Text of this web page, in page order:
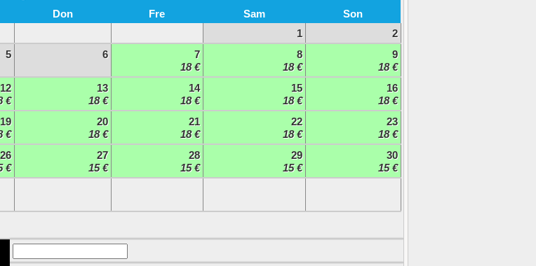
Don Fre Sam
Son
1
2
5 6
7
18 €
8
18 €
9
18 €
12
€
13
18 €
14
18 €
15
18 €
16
18 €
19
€
20
18 €
21
18 €
22
18 €
23
18 €
26
€
27
15 €
28
15 €
29
15 €
30
15 €